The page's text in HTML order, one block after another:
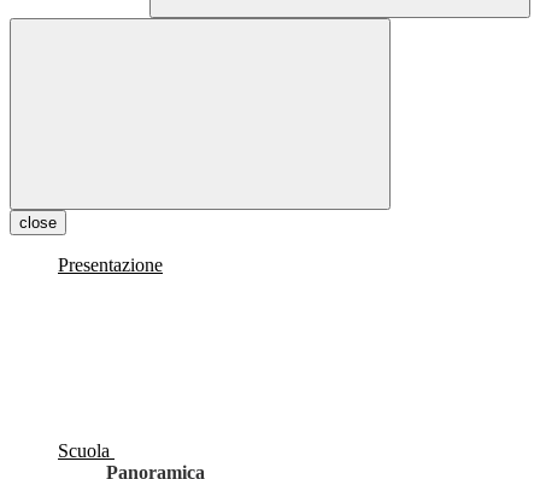
close
Presentazione
Scuola
Panoramica